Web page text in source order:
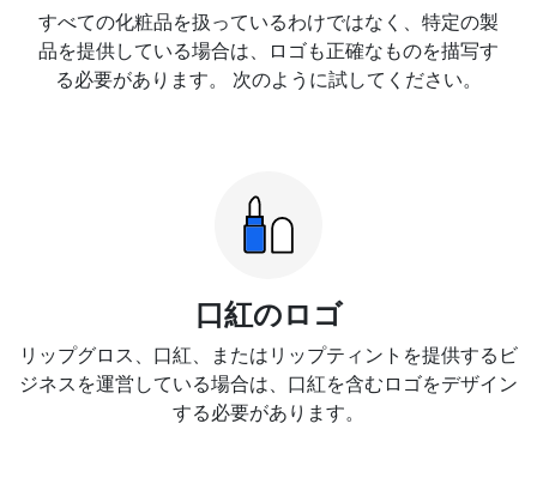
すべての化粧品を扱っているわけではなく、特定の製
品を提供している場合は、ロゴも正確なものを描写す
る必要があります。 次のように試してください。
口紅のロゴ
リップグロス、口紅、またはリップティントを提供するビ
ジネスを運営している場合は、口紅を含むロゴをデザイン
する必要があります。